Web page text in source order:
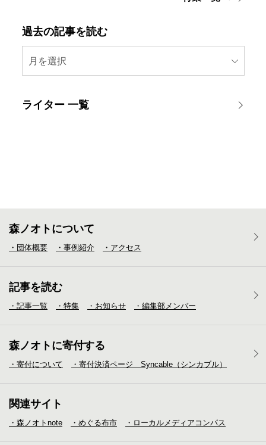
過去の記事を読む
月を選択
ライター 一覧
森ノオトについて
・団体概要 ・事例紹介 ・アクセス
記事を読む
・記事一覧 ・特集 ・お知らせ ・編集部メンバー
森ノオトに寄付する
・寄付について ・寄付決済ページ Syncable（シンカブル）
関連サイト
・森ノオトnote ・めぐる布市 ・ローカルメディア コンパス